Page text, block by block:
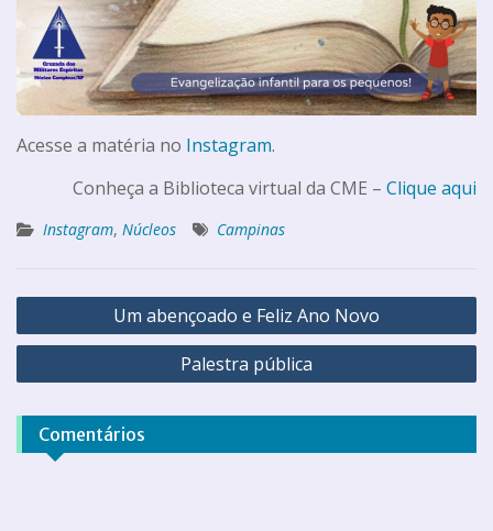
Acesse a matéria no Instagram.
Conheça a Biblioteca virtual da CME – Clique aqui
Instagram, Núcleos Campinas
Um abençoado e Feliz Ano Novo
Palestra pública
Comentários